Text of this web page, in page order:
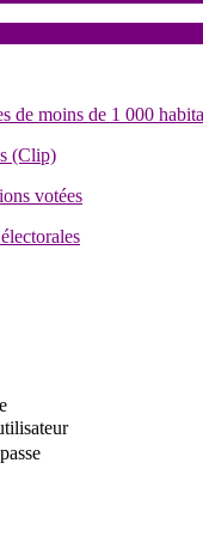
moins de 1 000
(Clip)
votées